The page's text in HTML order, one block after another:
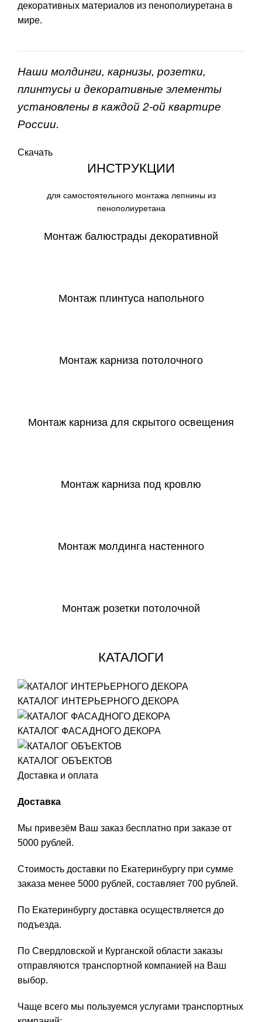
декоративных материалов из пенополиуретана в
мире.
Наши молдинги, карнизы, розетки,
плинтусы и декоративные элементы
установлены в каждой 2-ой квартире
России.
Скачать
ИНСТРУКЦИИ
для самостоятельного монтажа лепнины из
пенополиуретана
Монтаж балюстрады декоративной
Монтаж плинтуса напольного
Монтаж карниза потолочного
Монтаж карниза для скрытого освещения
Монтаж карниза под кровлю
Монтаж молдинга настенного
Монтаж розетки потолочной
КАТАЛОГИ
КАТАЛОГ ИНТЕРЬЕРНОГО ДЕКОРА
КАТАЛОГ ФАСАДНОГО ДЕКОРА
КАТАЛОГ ОБЪЕКТОВ
Доставка и оплата
Доставка
Мы привезём Ваш заказ бесплатно при заказе от
5000 рублей.
Стоимость доставки по Екатеринбургу при сумме
заказа менее 5000 рублей, составляет 700 рублей.
По Екатеринбургу доставка осуществляется до
подъезда.
По Свердловской и Курганской области заказы
отправляются транспортной компанией на Ваш
выбор.
Чаще всего мы пользуемся услугами транспортных